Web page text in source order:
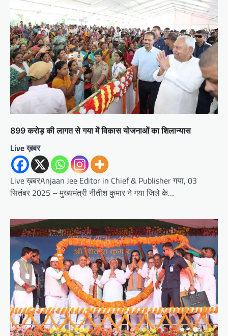
899 करोड़ की लागत से गया में विकास योजनाओं का शिलान्यास
Live ख़बर
Live ख़बरAnjaan Jee Editor in Chief & Publisher गया, 03
सितंबर 2025 – मुख्यमंत्री नीतीश कुमार ने गया जिले के…